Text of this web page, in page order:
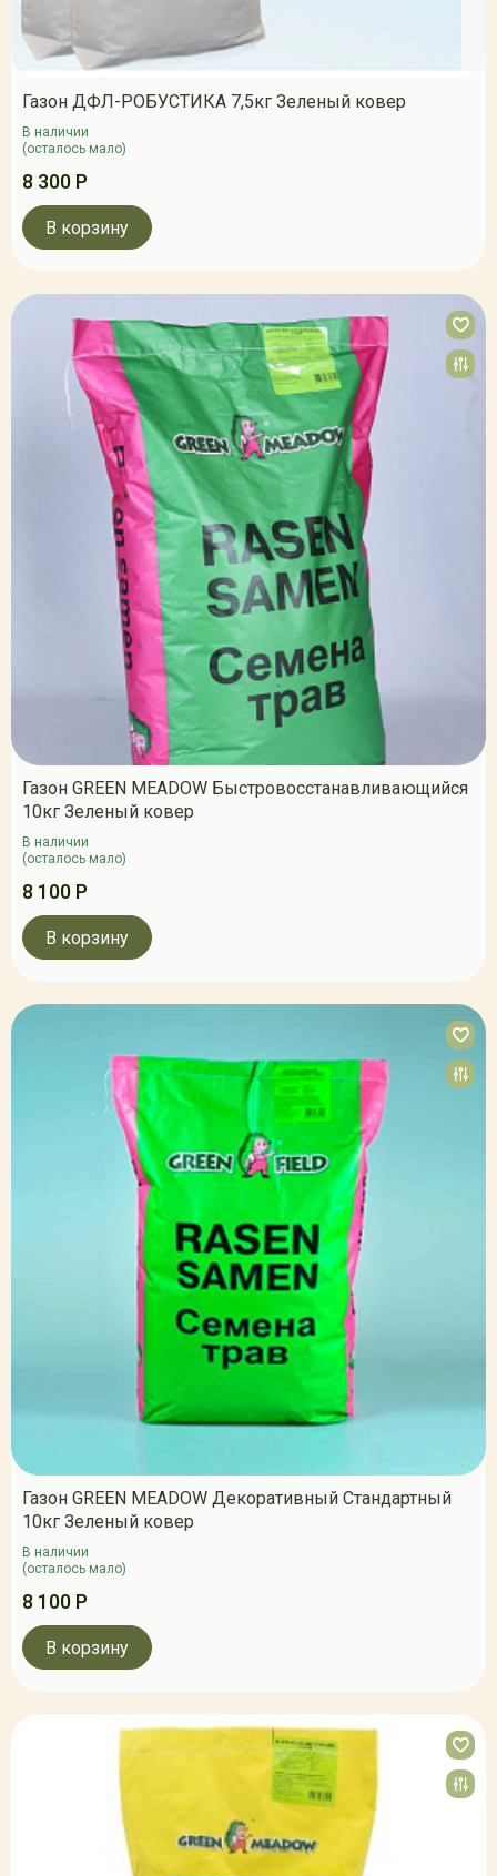
Газон ДФЛ-РОБУСТИКА 7,5кг Зеленый ковер
В наличии
(осталось мало)
8 300 Р
В корзину
Газон GREEN MEADOW Быстровосстанавливающийся
10кг Зеленый ковер
В наличии
(осталось мало)
8 100 Р
В корзину
Газон GREEN MEADOW Декоративный Стандартный
10кг Зеленый ковер
В наличии
(осталось мало)
8 100 Р
В корзину